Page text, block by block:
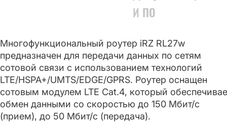
И ПО
Многофункциональный роутер iRZ RL27w
предназначен для передачи данных по сетям
сотовой связи с использованием технологий
LTE/HSPA+/UMTS/EDGE/GPRS. Роутер оснащен
сотовым модулем LTE Cat.4, который
обмен данными со скоростью до 150 Мбит/с
(прием), до 50 Мбит/с (передача).